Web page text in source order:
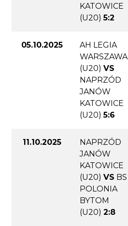
KATOWICE
(U20) 5:2
05.10.2025
AH LEGIA
WARSZAWA
(U20) VS
NAPRZÓD
JANÓW
KATOWICE
(U20) 5:6
11.10.2025
NAPRZÓD
JANÓW
KATOWICE
(U20) VS BS
POLONIA
BYTOM
(U20) 2:8